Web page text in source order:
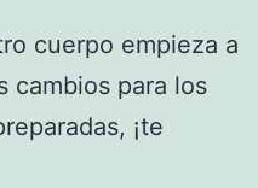
cuerpo empieza a
cambios para los
¡te